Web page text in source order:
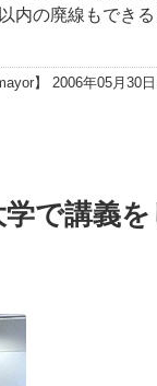
内の廃線もできる
】 2006年05月30
で講義を